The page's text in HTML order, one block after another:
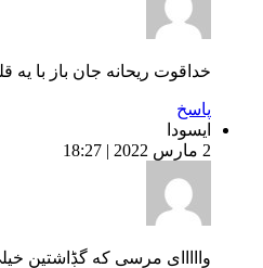
خداقوت ریحانه جان باز با یه
پاسخ
ایسودا
وااااای مرسی که گڋاشتین